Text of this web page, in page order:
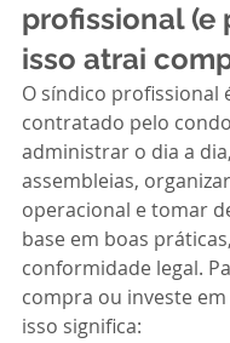
profissional (e
isso atrai
O síndico profissional
contratado pelo
administrar o dia a
assembleias,
operacional e tomar
base em boas
conformidade legal.
compra ou investe
isso significa: